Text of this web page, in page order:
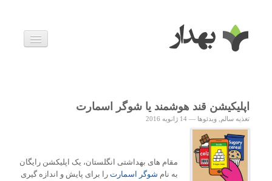
زندگی سالم
خانواده و بارداری
ویدئوها
اپلیکیشن قند هوشمند یا شوگر اسمارت
تغذیه سالم ویدئوها — 14 ژانویه 2016
مقام های بهداشتی انگلستان، یک اپلیکشن رایگان
به نام شوگر اسمارت را برای پایش و اندازه گیری